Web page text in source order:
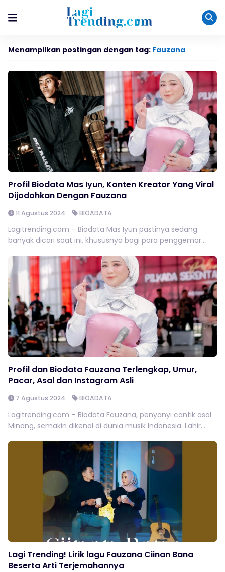
Menampilkan postingan dengan tag: Fauzana
Profil Biodata Mas Iyun, Konten Kreator Yang Viral
Dijodohkan Dengan Fauzana
11 Agustus 2024 BIOADATA
Lagitrending.com – Biodata Mas Iyun pastinya sedang
banyak dicari saat ini, khususnya bagi para penggemar...
Profil dan Biodata Fauzana Terlengkap, Umur,
Pacar, Asal dan Instagram Asli
7 Agustus 2024 BIOADATA
Lagitrending.com – Biodata Fauzana, penyanyi cantik asal
Minang, semakin dikenal di dunia musik Indonesia. Lahir...
Lagi Trending! Lirik lagu Fauzana Ciinan Bana
Beserta Arti Terjemahannya